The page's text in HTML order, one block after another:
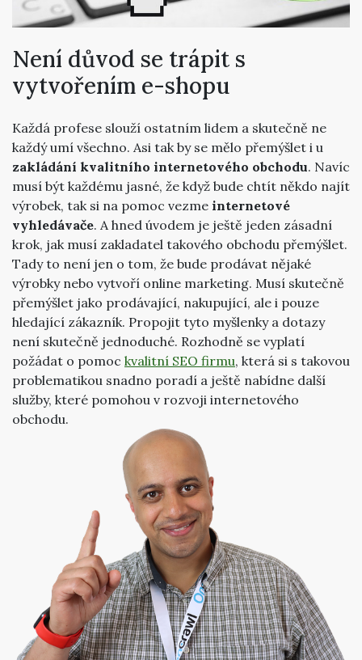
Není důvod se trápit s
vytvořením e-shopu
Každá profese slouží ostatním lidem a skutečně ne
každý umí všechno. Asi tak by se mělo přemýšlet i u
zakládání kvalitního internetového obchodu. Navíc
musí být každému jasné, že když bude chtít někdo najít
výrobek, tak si na pomoc vezme internetové
vyhledávače. A hned úvodem je ještě jeden zásadní
krok, jak musí zakladatel takového obchodu přemýšlet.
Tady to není jen o tom, že bude prodávat nějaké
výrobky nebo vytvoří online marketing. Musí skutečně
přemýšlet jako prodávající, nakupující, ale i pouze
hledající zákazník. Propojit tyto myšlenky a dotazy
není skutečně jednoduché. Rozhodně se vyplatí
požádat o pomoc kvalitní SEO firmu, která si s takovou
problematikou snadno poradí a ještě nabídne další
služby, které pomohou v rozvoji internetového
obchodu.